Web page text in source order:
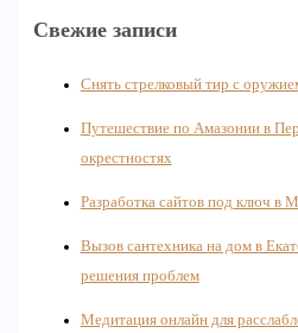
Свежие записи
Снять стрелковый тир с
Путешествие по Амазонии в
окрестностях
Разработка сайтов под ключ в
Вызов сантехника на дом в
решения проблем
Медитация онлайн для